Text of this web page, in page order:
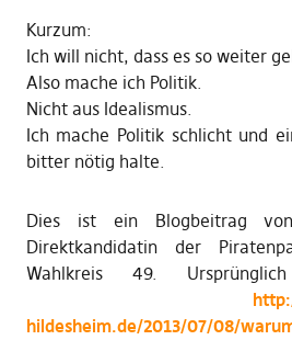
Kurzum:
Ich will nicht, dass es so weiter
Also mache ich Politik.
Nicht aus Idealismus.
Ich mache Politik schlicht und
bitter nötig halte.
Dies ist ein Blogbeitrag
Direktkandidatin der
Wahlkreis 49.
hildesheim.de/2013/07/08/